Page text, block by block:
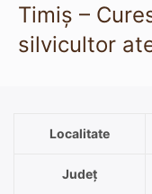
Timiș –
silvicultor
Localitate
Județ